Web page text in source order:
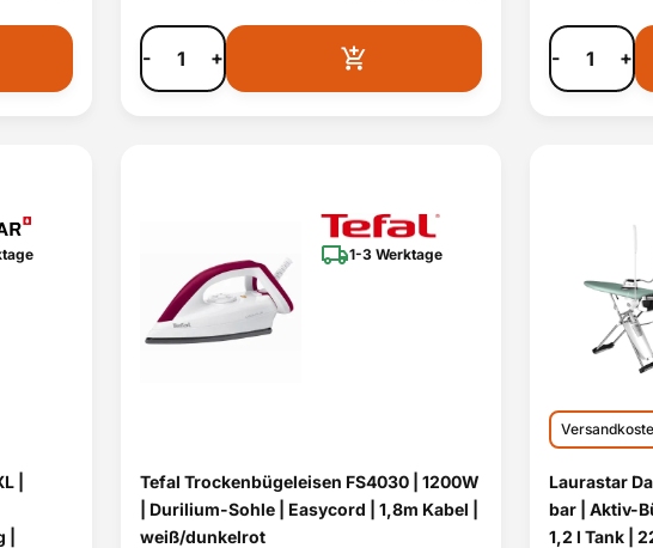
- + - +
|
1-3 Werktage
Tefal Trockenbügeleisen FS4030 | 1200W
| Durilium-Sohle | Easycord | 1,8m Kabel |
weiß/dunkelrot
Laurastar
bar | Aktiv-
1,2 l Tank |